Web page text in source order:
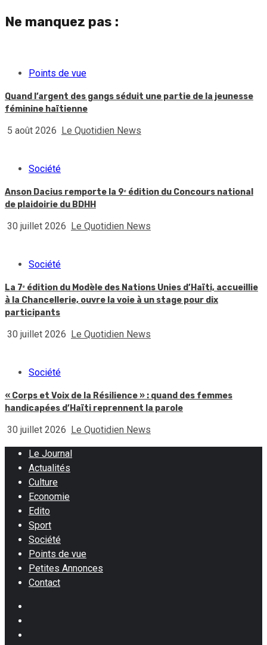
Ne manquez pas :
Points de vue
Quand l’argent des gangs séduit une partie de la jeunesse
féminine haïtienne
5 août 2026 Le Quotidien News
Société
Anson Dacius remporte la 9ᵉ édition du Concours national
de plaidoirie du BDHH
30 juillet 2026 Le Quotidien News
Société
La 7ᵉ édition du Modèle des Nations Unies d’Haïti, accueillie
à la Chancellerie, ouvre la voie à un stage pour dix
participants
30 juillet 2026 Le Quotidien News
Société
« Corps et Voix de la Résilience » : quand des femmes
handicapées d’Haïti reprennent la parole
30 juillet 2026 Le Quotidien News
Le Journal
Actualités
Culture
Economie
Edito
Sport
Société
Points de vue
Petites Annonces
Contact